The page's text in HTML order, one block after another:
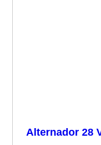
Alternador 28